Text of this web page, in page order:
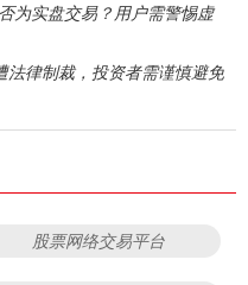
为实盘交易？用户需警惕虚
律制裁，投资者需谨慎避免
股票网络交易平台